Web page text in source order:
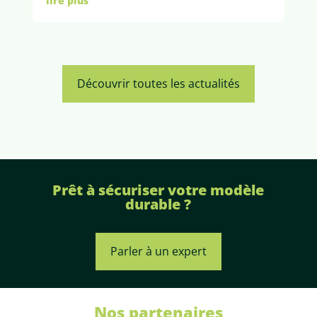
Découvrir toutes les actualités
Prêt à sécuriser votre modèle
durable ?
Parler à un expert
Nos partenaires